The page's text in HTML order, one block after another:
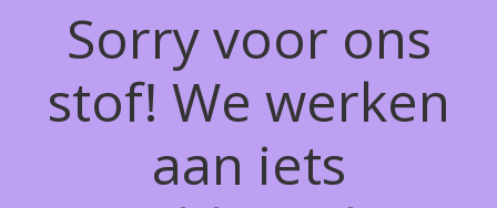
Sorry voor ons
stof! We werken
aan iets